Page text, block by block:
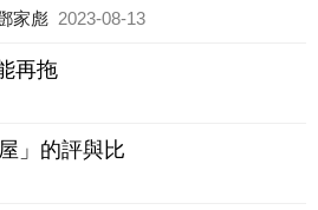
建、搞交流，形形色色，可謂百花齊
家彪 2023-08-13
再拖
」的評與比